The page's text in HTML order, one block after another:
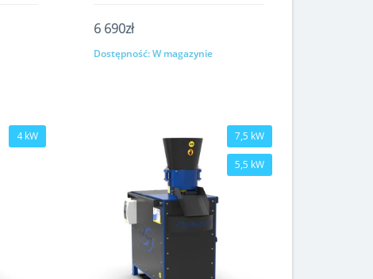
6 690zł
Kup
Dostępność:W magazynie
4 kW 7,5 kW
5,5 kW